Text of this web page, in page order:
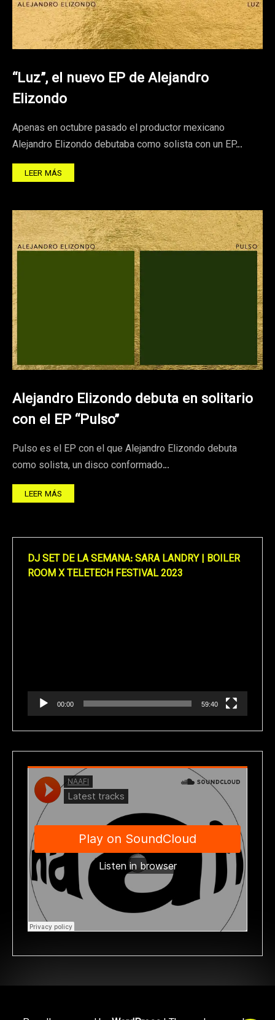
“Luz”, el nuevo EP de Alejandro
Elizondo
Apenas en octubre pasado el productor mexicano
Alejandro Elizondo debutaba como solista con un EP…
LEER MÁS
Alejandro Elizondo debuta en solitario
con el EP “Pulso”
Pulso es el EP con el que Alejandro Elizondo debuta
como solista, un disco conformado…
LEER MÁS
DJ SET DE LA SEMANA: SARA LANDRY | BOILER
ROOM X TELETECH FESTIVAL 2023
00:00 59:40